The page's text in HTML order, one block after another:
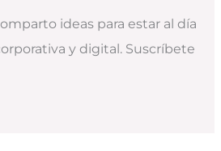
ideas para estar al día
y digital. Suscríbete